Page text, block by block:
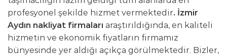
profesyonel şekilde hizmet vermektedir. İzmir
Aydın nakliyat firmaları araştırıldığında, en kaliteli
hizmetin ve ekonomik fiyatların firmamız
bünyesinde yer aldığı açıkça görülmektedir. Bizler,